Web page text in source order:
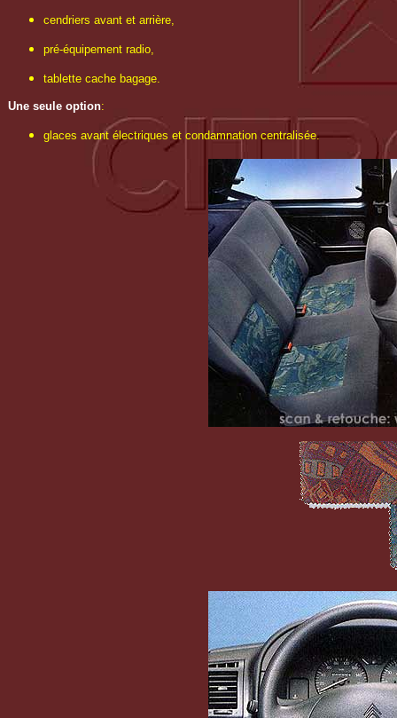
cendriers avant et arrière,
pré-équipement radio,
tablette cache bagage.
Une seule option:
glaces avant électriques et condamnation centralisée.